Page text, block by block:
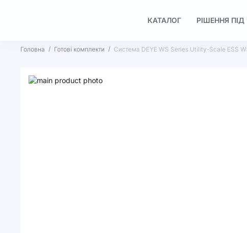
КАТАЛОГ РІШЕННЯ
Головна Готові комплекти Система DEYE WS Series Utility-Scale ESS
Перейти